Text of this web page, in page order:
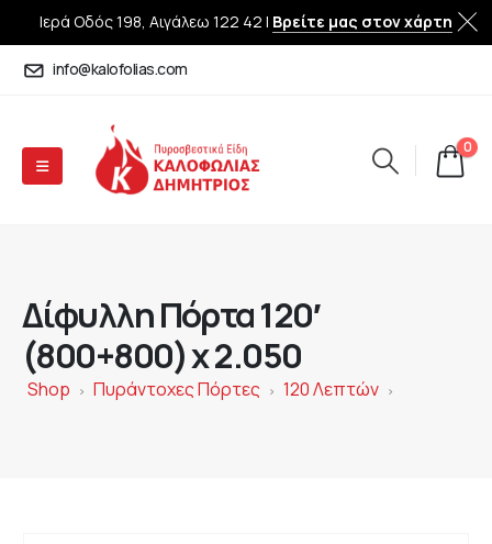
Ιερά Οδός 198, Αιγάλεω 122 42 | Βρείτε μας στον χάρτη
info@kalofolias.com
0
Δίφυλλη Πόρτα 120′
(800+800) x 2.050
Shop > Πυράντοχες Πόρτες > 120 Λεπτών >